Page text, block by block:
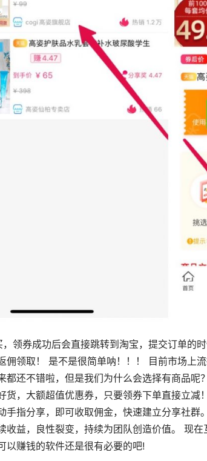
领券成功后会直接跳转到淘宝，提交订单的
佣领取！ 是不是很简单呐！！！ 目前市场上
都还不错啦，但是我们为什么会选择有商品呢
货，大额超值优惠券，只要领券下单直接立
手指分享，即可收取佣金，快速建立分享社
收益，良性裂变，持续为团队创造价值。 现
以赚钱的软件还是很有必要的吧!